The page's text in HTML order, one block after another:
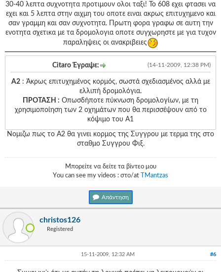
30-40 λεπτα συχνοτητα προτιμουν ολοι ταξι! Το 608 εχει φτασει να
εχει και 5 λεπτα στην αιχμη του οποτε ειναι ακρως επιτυχημενο και
σαν γραμμη και σαν συχνοτητα. Πρωτη φορα γραφω σε αυτη την
ενοτητα σχετικα με τα δρομολογια οποτε συγχωρηστε με για τυχον
παραληψεις οι ανακριβειες
(14-11-2009, 12:38 PM)
Citaro Έγραψε:
Α2: Άκρως επιτυχημένος κορμός, σωστά σχεδιασμένος αλλά με
ελλιπή δρομολόγια.
ΠΡΟΤΑΣΗ : Οπωσδήποτε πύκνωση δρομολογίων, με τη
χρησιμοποίηση των 2 οχημάτων που θα περισσέψουν από το
κόψιμο του Α1
Νομιζω πως το Α2 θα γινει κορμος της Συγγρου με τερμα της στο
σταθμο Συγγρου Φιξ.
Μπορείτε να δείτε τα βίντεο μου
Υou can see my videos : στο/at
TMantzas
Απάντηση
christos126
Registered
#6
15-11-2009, 12:32 AM